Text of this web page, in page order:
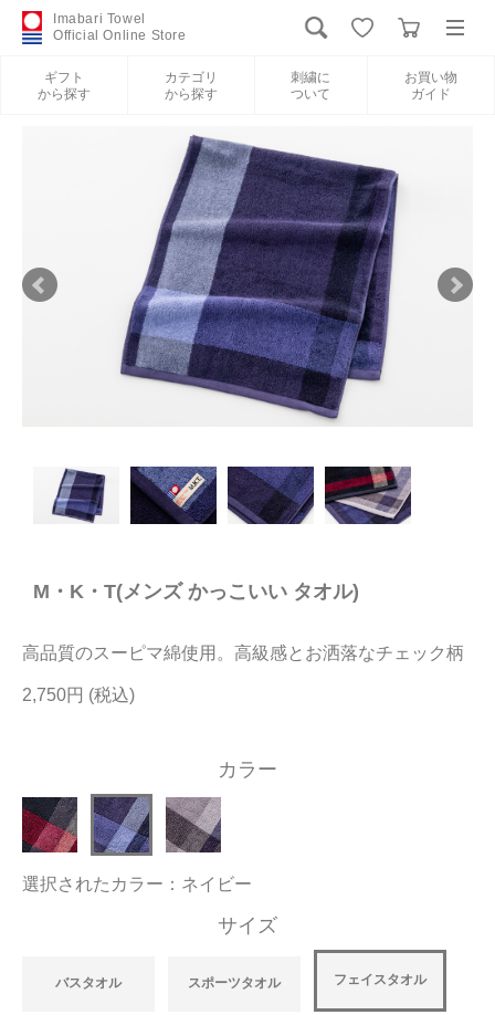
Imabari Towel
Official Online Store
ギフト
から探す
カテゴリ
から探す
刺繍に
ついて
お買い物
ガイド
新規会員登録
カテゴリから探す
当サイトについて
大量購入・法人向けの購入の方は
お問い合わせ
M・K・T(メンズ かっこいい タオル)
高品質のスーピマ綿使用。高級感とお洒落なチェック柄
2,750円
カラー
選択されたカラー：ネイビー
サイズ
バスタオル スポーツタオル フェイスタオル